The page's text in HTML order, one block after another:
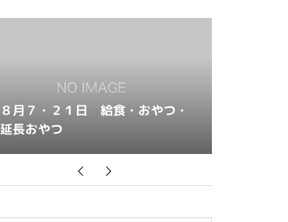
８月６・２０日 給食・おやつ・
延長おやつ